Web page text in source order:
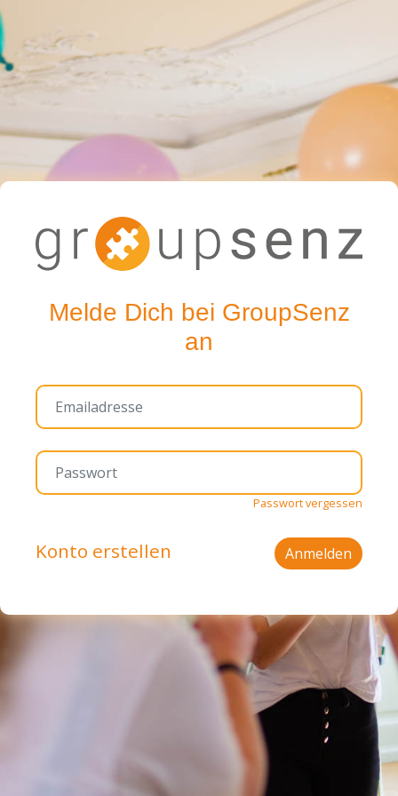
Melde Dich bei GroupSenz
an
Passwort vergessen
Konto erstellen